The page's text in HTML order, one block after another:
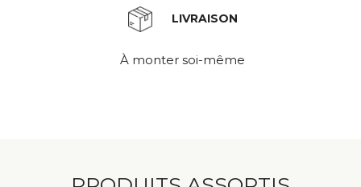
LIVRAISON
À monter soi-même